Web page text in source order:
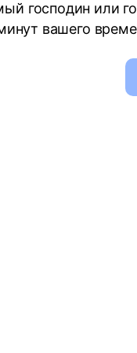
господин или
вашего